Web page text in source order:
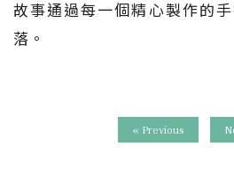
故事通過每一個精心製作的
落。
« Previous